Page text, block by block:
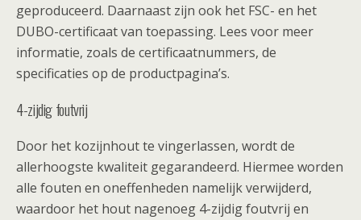
geproduceerd. Daarnaast zijn ook het FSC- en het
DUBO-certificaat van toepassing. Lees voor meer
informatie, zoals de certificaatnummers, de
specificaties op de productpagina’s.
4-zijdig foutvrij
Door het kozijnhout te vingerlassen, wordt de
allerhoogste kwaliteit gegarandeerd. Hiermee worden
alle fouten en oneffenheden namelijk verwijderd,
waardoor het hout nagenoeg 4-zijdig foutvrij en